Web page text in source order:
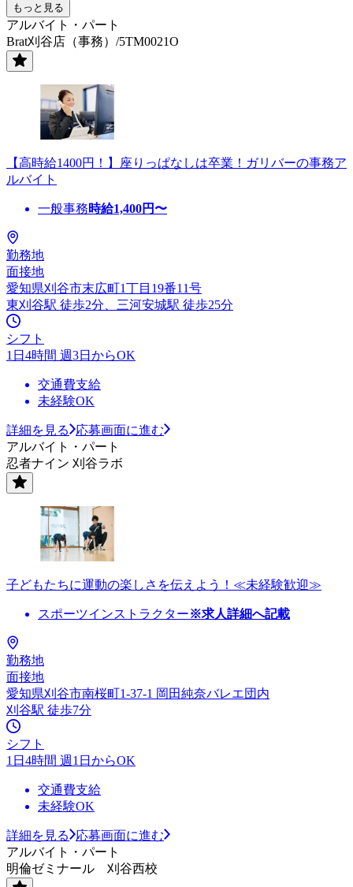
もっと見る
アルバイト・パート
Brat刈谷店（事務）/5TM0021O
【高時給1400円！】座りっぱなしは卒業！ガリバーの事務ア
ルバイト
一般事務時給1,400円〜
勤務地
面接地
愛知県刈谷市末広町1丁目19番11号
東刈谷駅 徒歩2分、三河安城駅 徒歩25分
シフト
1日4時間 週3日からOK
交通費支給
未経験OK
詳細を見る
応募画面に進む
アルバイト・パート
忍者ナイン 刈谷ラボ
子どもたちに運動の楽しさを伝えよう！≪未経験歓迎≫
スポーツインストラクター※求人詳細へ記載
勤務地
面接地
愛知県刈谷市南桜町1-37-1 岡田純奈バレエ団内
刈谷駅 徒歩7分
シフト
1日4時間 週1日からOK
交通費支給
未経験OK
詳細を見る
応募画面に進む
アルバイト・パート
明倫ゼミナール 刈谷西校